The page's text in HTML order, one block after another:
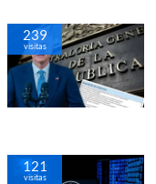
239
visitas
121
visitas